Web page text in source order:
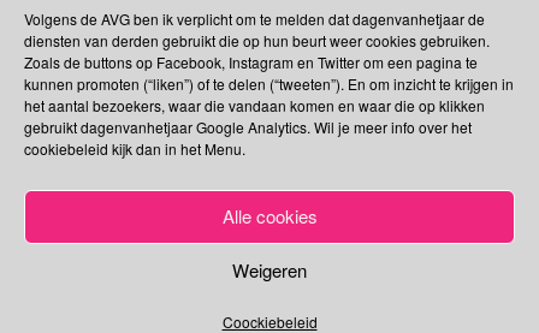
Volgens de AVG ben ik verplicht om te melden dat dagenvanhetjaar de
diensten van derden gebruikt die op hun beurt weer cookies gebruiken.
Zoals de buttons op Facebook, Instagram en Twitter om een pagina te
kunnen promoten (“liken”) of te delen (“tweeten”). En om inzicht te krijgen in
het aantal bezoekers, waar die vandaan komen en waar die op klikken
gebruikt dagenvanhetjaar Google Analytics. Wil je meer info over het
cookiebeleid kijk dan in het Menu.
Alle cookies
Weigeren
Coockiebeleid
Internationale Dag van de Verenigde Naties dat in hetzelfde
jaar het verdrag werd geratificeerd en daarmee in werking
trad.
Deel dit bericht
F
a
c
T
wi
tt
,Handvest,Parkpop